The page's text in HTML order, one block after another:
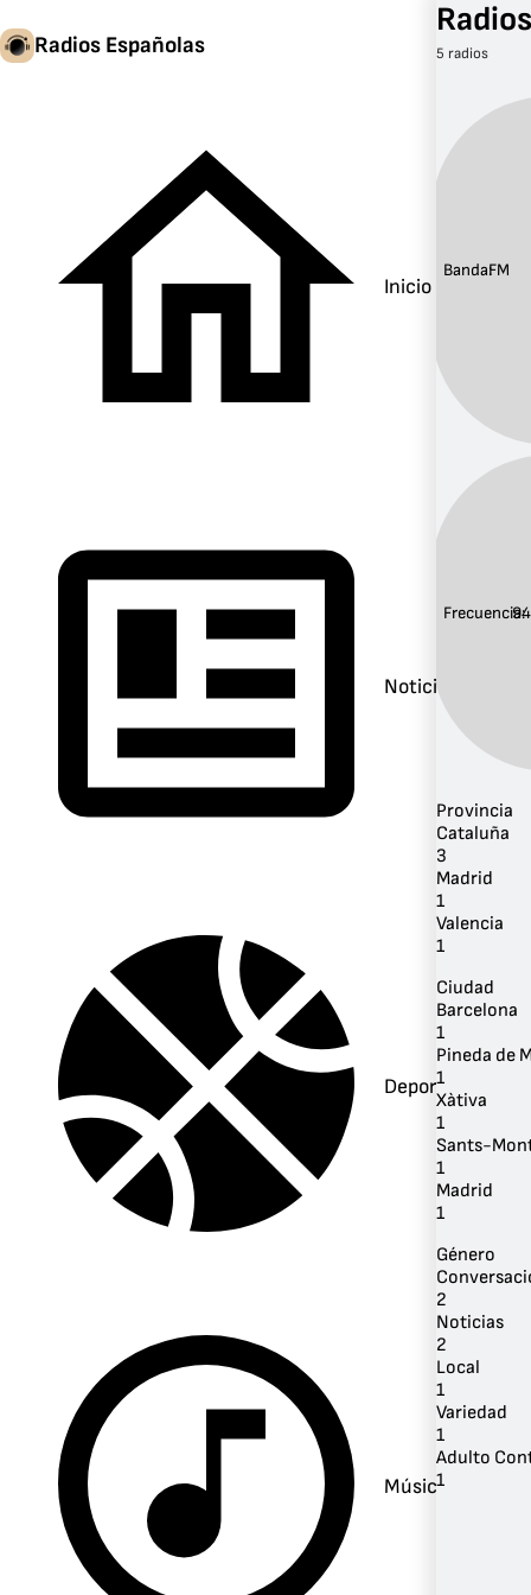
Radios Españolas
Inicio
Noticias
Deportes
Música
5 radios
Banda:FM
Frecuencia:
Provincia
Cataluña
3
Madrid
1
Valencia
1
Ciudad
Barcelona
1
Pineda de
1
Xàtiva
1
Sants-
1
Madrid
1
Género
2
Noticias
2
Local
1
Variedad
1
Adulto
1